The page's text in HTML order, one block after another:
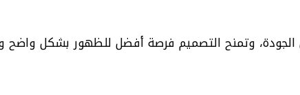
وتمنح التصميم فرصة أفضل للظهور بشكل واضح